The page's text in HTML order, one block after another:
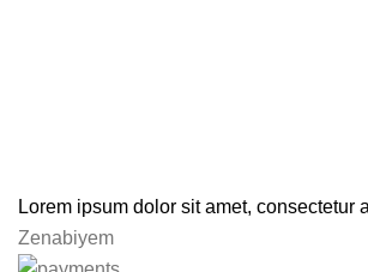
Lorem ipsum dolor sit amet,
Zenabiyem